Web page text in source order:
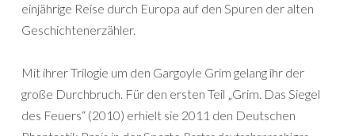
einjährige Reise durch Europa auf den Spuren der alten
Geschichtenerzähler.
Mit ihrer Trilogie um den Gargoyle Grim gelang ihr der
große Durchbruch. Für den ersten Teil „Grim. Das Siegel
des Feuers“ (2010) erhielt sie 2011 den Deutschen